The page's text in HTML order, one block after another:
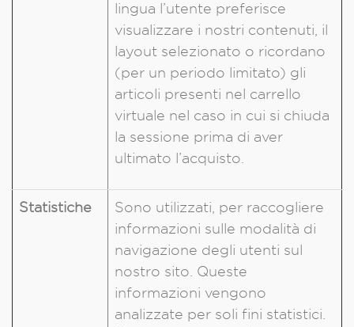
lingua l’utente preferisce
visualizzare i nostri contenuti, il
layout selezionato o ricordano
(per un periodo limitato) gli
articoli presenti nel carrello
virtuale nel caso in cui si chiuda
la sessione prima di aver
ultimato l’acquisto.
Statistiche
Sono utilizzati, per raccogliere
informazioni sulle modalità di
navigazione degli utenti sul
nostro sito. Queste
informazioni vengono
analizzate per soli fini statistici.